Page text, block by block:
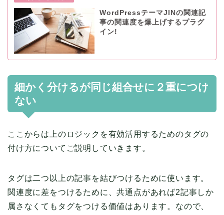
WordPressテーマJINの関連記
事の関連度を爆上げするプラグ
イン!
細かく分けるが同じ組合せに２重につけ
ない
ここからは上のロジックを有効活用するためのタグの
付け方についてご説明していきます。
タグは二つ以上の記事を結びつけるために使います。
関連度に差をつけるために、共通点があれば2記事しか
属さなくてもタグをつける価値はあります。なので、